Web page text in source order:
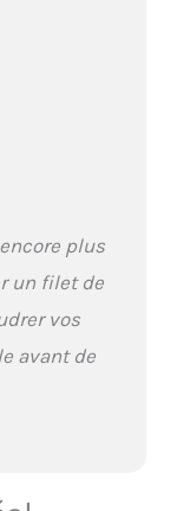
plus
un filet de
vos
avant de